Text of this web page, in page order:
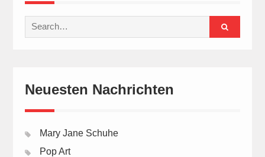
Search
for:
Neuesten Nachrichten
Mary Jane Schuhe
Pop Art